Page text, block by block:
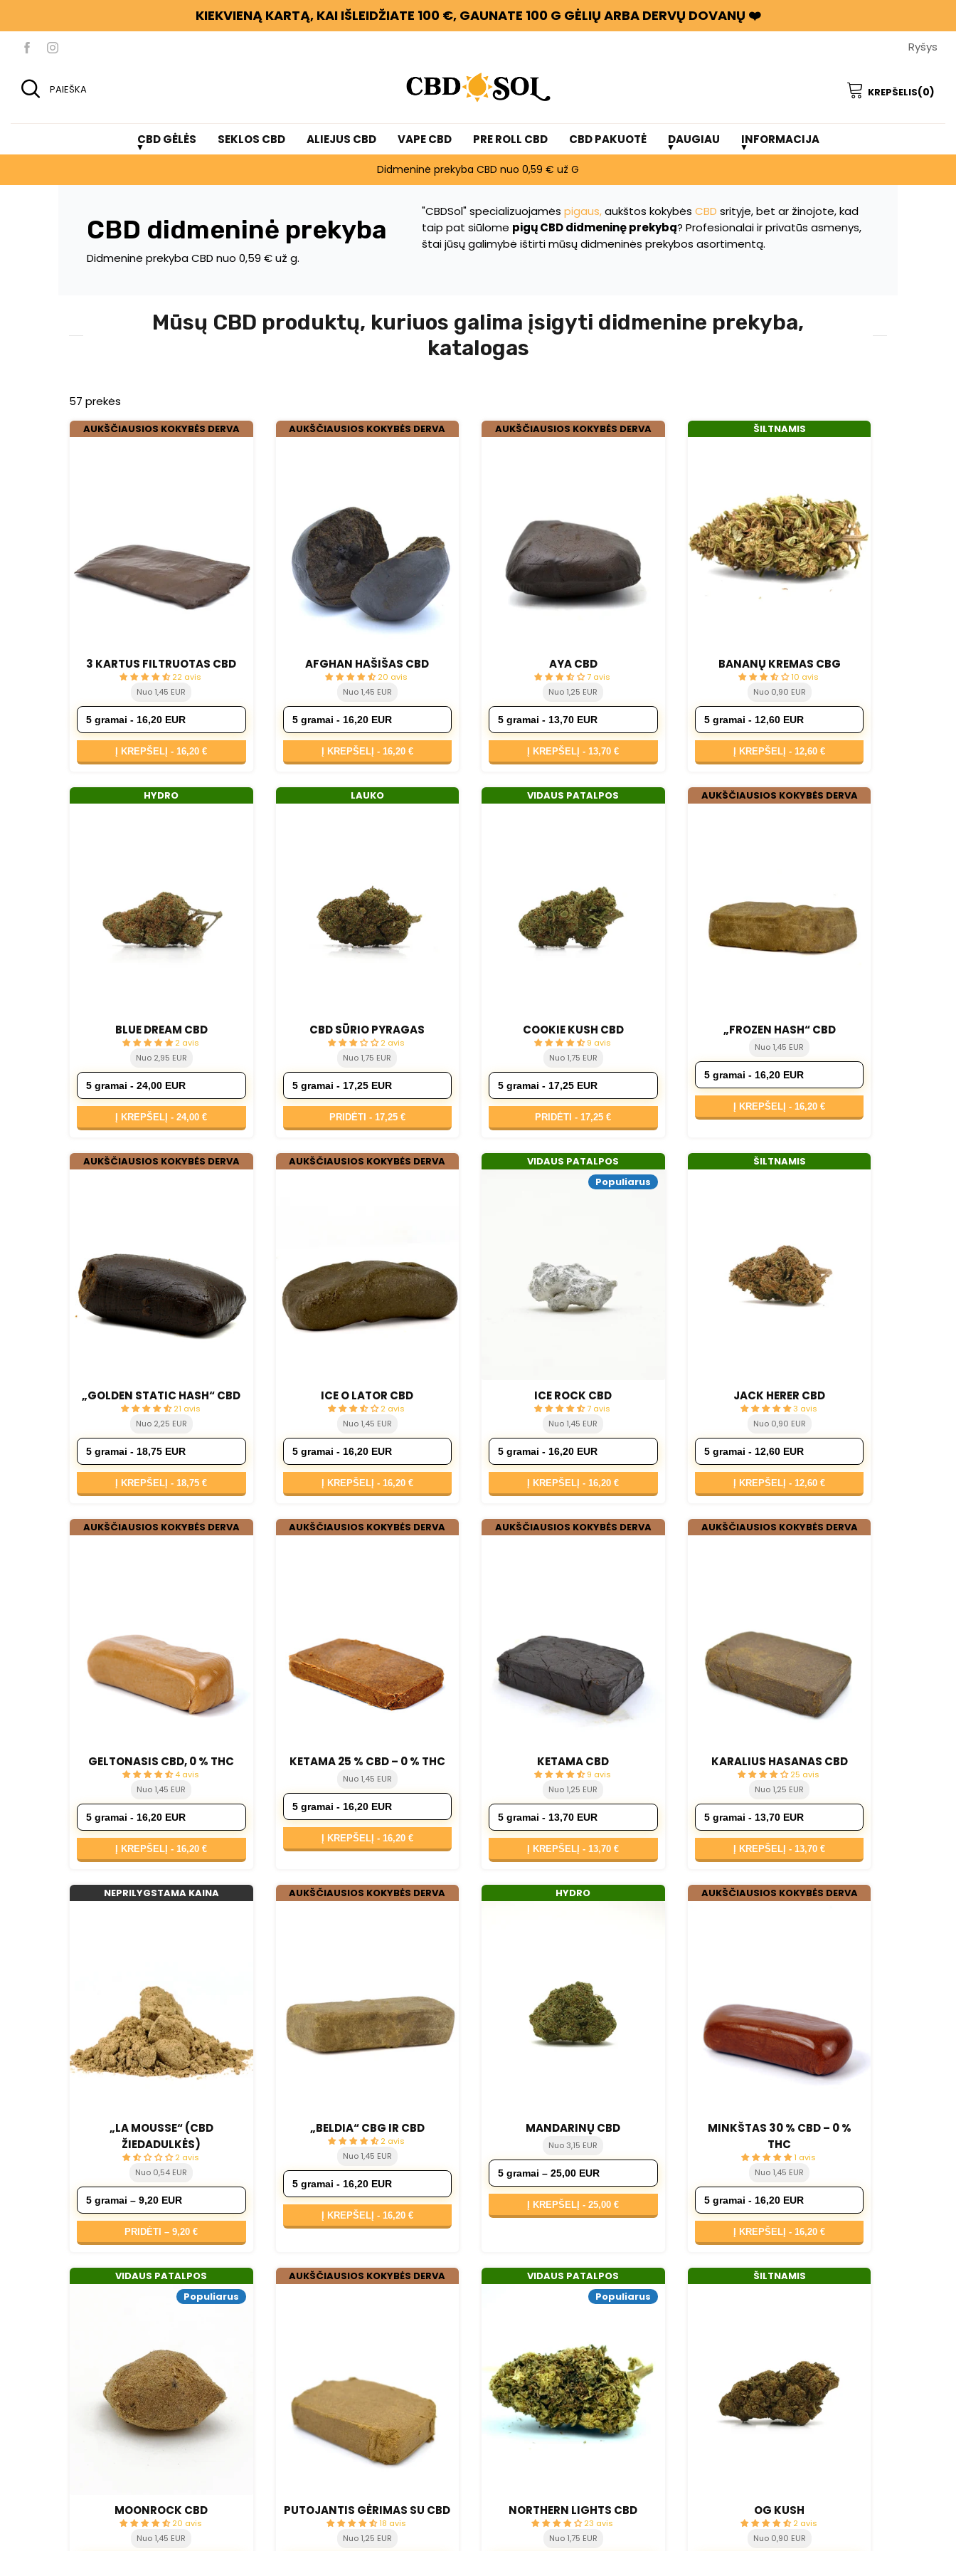
KIEKVIENĄ KARTĄ, KAI IŠLEIDŽIATE 100 €, GAUNATE 100 G GĖLIŲ ARBA DERVŲ DOVANŲ ❤️
Ryšys
PAIEŠKA KREPŠELIS(0)
CBD GĖLĖS SEKLOS CBD ALIEJUS CBD VAPE CBD PRE ROLL CBD CBD PAKUOTĖ DAUGIAU INFORMACIJA
Didmeninė prekyba CBD nuo 0,59 € už G
CBD didmeninė prekyba
Didmeninė prekyba CBD nuo 0,59 € už g.
"CBDSol" specializuojamės pigaus,aukštos kokybės CBD srityje, bet ar žinojote, kad
taip pat siūlome pigų CBD didmeninę prekybą? Profesionalai ir privatūs asmenys,
štai jūsų galimybė ištirti mūsų didmeninės prekybos asortimentą.
Mūsų CBD produktų, kuriuos galima įsigyti didmenine prekyba,
katalogas
57 prekės
AUKŠČIAUSIOS KOKYBĖS DERVA
3 KARTUS FILTRUOTAS CBD
22 avis
Nuo 1,45 EUR
Į KREPŠELĮ - 16,20 €
AUKŠČIAUSIOS KOKYBĖS DERVA
AFGHAN HAŠIŠAS CBD
20 avis
Nuo 1,45 EUR
Į KREPŠELĮ - 16,20 €
AUKŠČIAUSIOS KOKYBĖS DERVA
AYA CBD
7 avis
Nuo 1,25 EUR
Į KREPŠELĮ - 13,70 €
ŠILTNAMIS
BANANŲ KREMAS CBG
10 avis
Nuo 0,90 EUR
Į KREPŠELĮ - 12,60 €
HYDRO
BLUE DREAM CBD
2 avis
Nuo 2,95 EUR
Į KREPŠELĮ -24,00 €
LAUKO
CBD SŪRIO PYRAGAS
2 avis
Nuo 1,75 EUR
PRIDĖTI - 17,25 €
VIDAUS PATALPOS
COOKIE KUSH CBD
9 avis
Nuo 1,75 EUR
PRIDĖTI - 17,25 €
AUKŠČIAUSIOS KOKYBĖS DERVA
„FROZEN HASH“ CBD
Nuo 1,45 EUR
Į KREPŠELĮ - 16,20 €
AUKŠČIAUSIOS KOKYBĖS DERVA
„GOLDEN STATIC HASH“ CBD
21 avis
Nuo 2,25 EUR
Į KREPŠELĮ -18,75 €
AUKŠČIAUSIOS KOKYBĖS DERVA
ICE O LATOR CBD
2 avis
Nuo 1,45 EUR
Į KREPŠELĮ - 16,20 €
VIDAUS PATALPOS
Populiarus
ICE ROCK CBD
7 avis
Nuo 1,45 EUR
Į KREPŠELĮ -16,20 €
ŠILTNAMIS
JACK HERER CBD
3 avis
Nuo 0,90 EUR
Į KREPŠELĮ -12,60 €
AUKŠČIAUSIOS KOKYBĖS DERVA
GELTONASIS CBD, 0 % THC
4 avis
Nuo 1,45 EUR
Į KREPŠELĮ -16,20 €
AUKŠČIAUSIOS KOKYBĖS DERVA
KETAMA 25 % CBD – 0 % THC
Nuo 1,45 EUR
Į KREPŠELĮ - 16,20 €
AUKŠČIAUSIOS KOKYBĖS DERVA
KETAMA CBD
9 avis
Nuo 1,25 EUR
Į KREPŠELĮ -13,70 €
AUKŠČIAUSIOS KOKYBĖS DERVA
KARALIUS HASANAS CBD
25 avis
Nuo 1,25 EUR
Į KREPŠELĮ -13,70 €
NEPRILYGSTAMA KAINA
„LA MOUSSE“ (CBD
ŽIEDADULKĖS)
2 avis
Nuo 0,54 EUR
PRIDĖTI –9,20 €
AUKŠČIAUSIOS KOKYBĖS DERVA
„BELDIA“ CBG IR CBD
2 avis
Nuo 1,45 EUR
Į KREPŠELĮ - 16,20 €
HYDRO
MANDARINŲ CBD
Nuo 3,15 EUR
Į KREPŠELĮ -25,00 €
AUKŠČIAUSIOS KOKYBĖS DERVA
MINKŠTAS 30 % CBD – 0 %
THC
1 avis
Nuo 1,45 EUR
Į KREPŠELĮ - 16,20 €
VIDAUS PATALPOS
Populiarus
MOONROCK CBD
20 avis
Nuo 1,45 EUR
AUKŠČIAUSIOS KOKYBĖS DERVA
PUTOJANTIS GĖRIMAS SU CBD
18 avis
Nuo 1,25 EUR
VIDAUS PATALPOS
Populiarus
NORTHERN LIGHTS CBD
23 avis
Nuo 1,75 EUR
ŠILTNAMIS
OG KUSH
2 avis
Nuo 0,90 EUR